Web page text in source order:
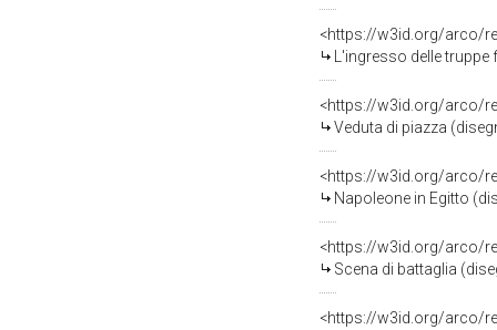
<https://w3id.org/arco/
L'ingresso delle
<https://w3id.org/arco/
Veduta di piazza
<https://w3id.org/arco/
Napoleone in Egitto
<https://w3id.org/arco/
Scena di battaglia
<https://w3id.org/arco/